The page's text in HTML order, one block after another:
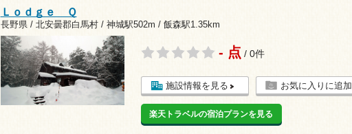
Ｌｏｄｇｅ Ｑ
長野県 / 北安曇郡白馬村 / 神城駅502m / 飯森駅1.35km
- 点 / 0件
施設情報を見る お気に入りに追加
楽天トラベルの宿泊プランを見る